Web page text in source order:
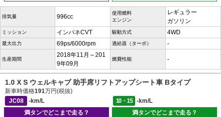
排気量 996cc
使用燃料
エンジン
レギュラー
ガソリン
ミッション インパネCVT 駆動方式 4WD
最大出力 69ps/6000rpm 過給器（ターボ） -
生産期間
2018年11月～201
9年09月
燃費性能 -
1.0 X S ウェルキャブ 助手席リフトアップシート車 Bタイプ
新車時価格191万円(税抜)
JC08
-km/L 10・15
-km/L
満タンでどこまで走る？
満タンでどこまで走る？